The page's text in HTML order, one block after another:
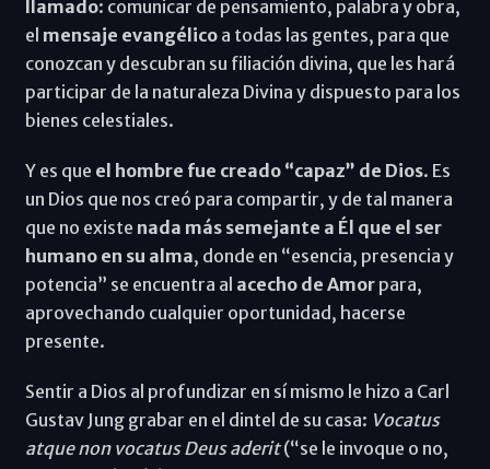
llamado: comunicar de pensamiento, palabra y obra,
el mensaje evangélicoa todas las gentes, para que
conozcan y descubran su filiación divina, que les hará
participar de la naturaleza Divina y dispuesto para los
bienes celestiales.
Y es que el hombre fue creado “capaz” de Dios. Es
un Dios que nos creó para compartir, y de tal manera
que no existe nada más semejante a Él que el ser
humano en su alma, donde en “esencia, presencia y
potencia” se encuentra al acecho de Amor para,
aprovechando cualquier oportunidad, hacerse
presente.
Sentir a Dios al profundizar en sí mismo le hizo a Carl
Gustav Jung grabar en el dintel de su casa: Vocatus
atque non vocatus Deus aderit(“se le invoque o no,